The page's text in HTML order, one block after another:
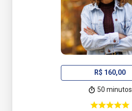
R$ 160,00
50 minutos